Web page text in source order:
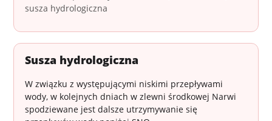
susza hydrologiczna
Susza hydrologiczna
W związku z występującymi niskimi przepływami
wody, w kolejnych dniach w zlewni środkowej Narwi
spodziewane jest dalsze utrzymywanie się